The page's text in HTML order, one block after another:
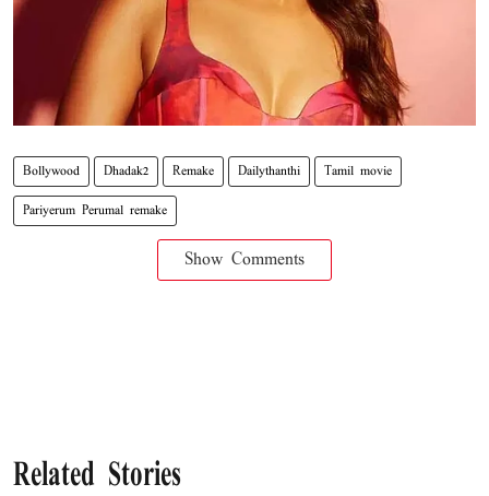
Bollywood Dhadak2 Remake Dailythanthi Tamil movie
Pariyerum Perumal remake
Show Comments
Related Stories